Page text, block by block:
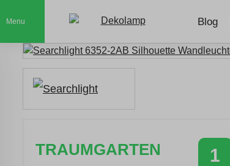
Menu Blog
TRAUMGARTEN 1